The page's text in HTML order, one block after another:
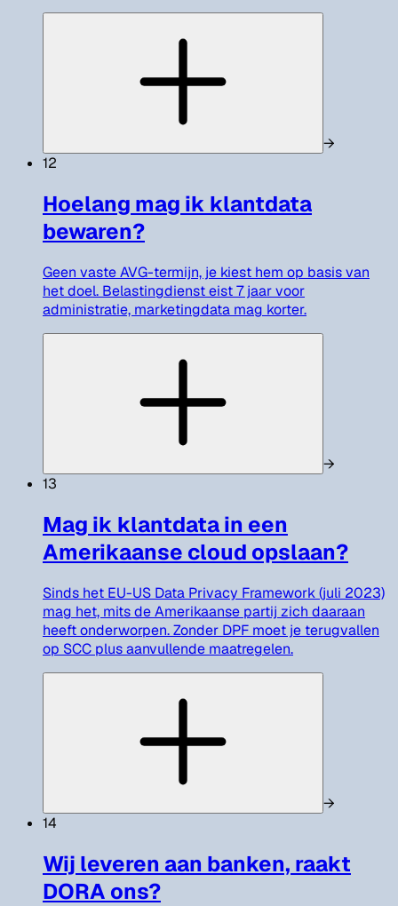
→
12
Hoelang mag ik klantdata
bewaren?
Geen vaste AVG-termijn, je kiest hem op basis van
het doel. Belastingdienst eist 7 jaar voor
administratie, marketingdata mag korter.
→
13
Mag ik klantdata in een
Amerikaanse cloud opslaan?
Sinds het EU-US Data Privacy Framework (juli 2023)
mag het, mits de Amerikaanse partij zich daaraan
heeft onderworpen. Zonder DPF moet je terugvallen
op SCC plus aanvullende maatregelen.
→
14
Wij leveren aan banken, raakt
DORA ons?